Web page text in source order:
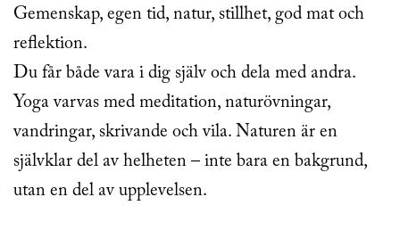
Gemenskap, egen tid, natur, stillhet, god mat och
reflektion.
Du får både vara i dig själv och dela med andra.
Yoga varvas med meditation, naturövningar,
vandringar, skrivande och vila. Naturen är en
självklar del av helheten – inte bara en bakgrund,
utan en del av upplevelsen.